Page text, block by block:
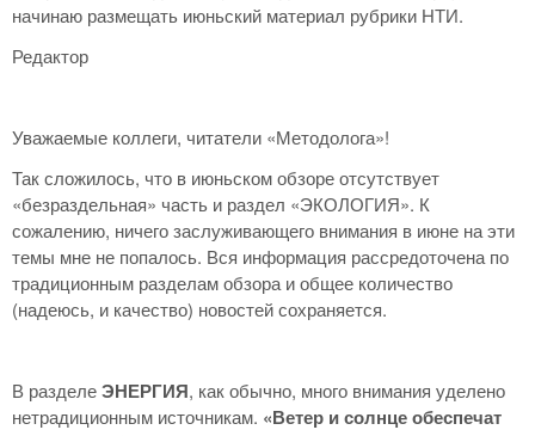
начинаю размещать июньский материал рубрики НТИ.
Редактор
Уважаемые коллеги, читатели «Методолога»!
Так сложилось, что в июньском обзоре отсутствует
«безраздельная» часть и раздел «ЭКОЛОГИЯ». К
сожалению, ничего заслуживающего внимания в июне на эти
темы мне не попалось. Вся информация рассредоточена по
традиционным разделам обзора и общее количество
(надеюсь, и качество) новостей сохраняется.
В разделеЭНЕРГИЯ, как обычно, много внимания уделено
нетрадиционным источникам. «Ветер и солнце обеспечат